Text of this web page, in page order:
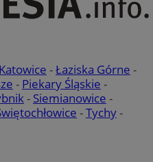
Katowice -Łaziska Górne -
- Piekary Śląskie -
- Siemianowice -
-Tychy-